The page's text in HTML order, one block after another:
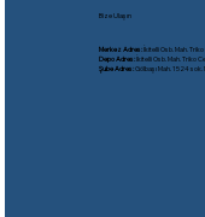
Bize Ulaşın
Merkez Adres:İkitelli Osb. Mah.
Depo Adres:İkitelli Osb. Mah. Triko
Şube Adres:Gölbaşı Mah. 1524